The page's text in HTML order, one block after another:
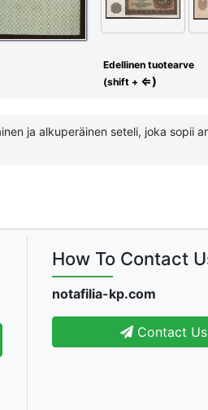
Edellinen tuotearve
(shift + ⇐)
ja alkuperäinen seteli, joka sopii
How To Contact
notafilia-kp.com
Contact Us